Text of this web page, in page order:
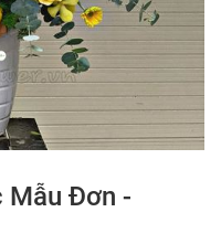
Mẫu Đơn -